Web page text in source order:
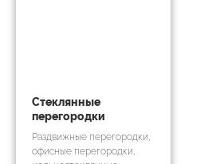
Стеклянные
перегородки
Раздвижные перегородки,
офисные перегородки,